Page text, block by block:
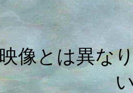
像とは異な